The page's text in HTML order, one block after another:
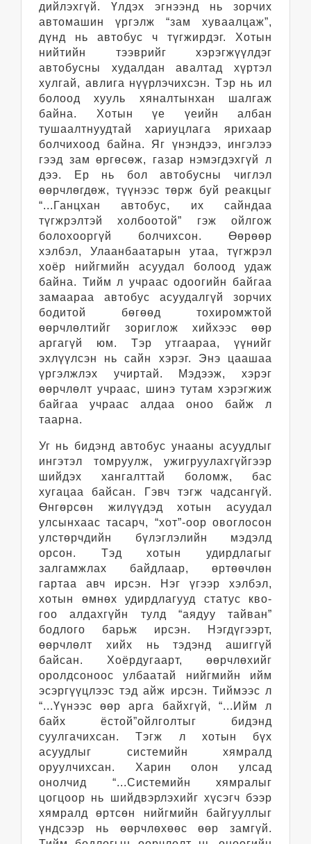
дийлэхгүй. Үлдэх эгнээнд нь зорчих
автомашин үргэлж “зам хуваалцаж”,
дүнд нь автобус ч түгжирдэг. Хотын
нийтийн тээврийг хэрэгжүүлдэг
автобусны худалдан авалтад хүртэл
хулгай, авлига нүүрлэчихсэн. Тэр нь ил
болоод хууль хяналтынхан шалгаж
байна. Хотын үе үеийн албан
тушаалтнуудтай хариуцлага ярихаар
болчихоод байна. Яг үнэндээ, ингэлээ
гээд зам өргөсөж, газар нэмэгдэхгүй л
дээ. Ер нь бол автобусны чиглэл
өөрчлөгдөж, түүнээс төрж буй реакцыг
“...Ганцхан автобус, их сайндаа
түгжрэлтэй холбоотой” гэж ойлгож
болохооргүй болчихсон. Өөрөөр
хэлбэл, Улаанбаатарын утаа, түгжрэл
хоёр нийгмийн асуудал болоод удаж
байна. Тийм л учраас одоогийн байгаа
замаараа автобус асуудалгүй зорчих
бодитой бөгөөд тохиромжтой
өөрчлөлтийг зориглож хийхээс өөр
аргагүй юм. Тэр утгаараа, үүнийг
эхлүүлсэн нь сайн хэрэг. Энэ цаашаа
үргэлжлэх учиртай. Мэдээж, хэрэг
өөрчлөлт учраас, шинэ тутам хэрэгжиж
байгаа учраас алдаа оноо байж л
таарна.
Уг нь бидэнд автобус унааны асуудлыг
ингэтэл томруулж, ужигруулахгүйгээр
шийдэх хангалттай боломж, бас
хугацаа байсан. Гэвч тэгж чадсангүй.
Өнгөрсөн жилүүдэд хотын асуудал
улсынхаас тасарч, “хот”-оор овоглосон
улстөрчдийн бүлэглэлийн мэдэлд
орсон. Тэд хотын удирдлагыг
залгамжлах байдлаар, өртөөчлөн
гартаа авч ирсэн. Нэг үгээр хэлбэл,
хотын өмнөх удирдлагууд статус кво-
гоо алдахгүйн тулд “аядуу тайван”
бодлого барьж ирсэн. Нэгдүгээрт,
өөрчлөлт хийх нь тэдэнд ашиггүй
байсан. Хоёрдугаарт, өөрчлөхийг
оролдсоноос улбаатай нийгмийн ийм
эсэргүүцлээс тэд айж ирсэн. Тиймээс л
“...Үүнээс өөр арга байхгүй, “...Ийм л
байх ёстой”ойлголтыг бидэнд
суулгачихсан. Тэгж л хотын бүх
асуудлыг системийн хямралд
оруулчихсан. Харин олон улсад
онолчид “...Системийн хямралыг
цогцоор нь шийдвэрлэхийг хүсэгч бээр
хямралд өртсөн нийгмийн байгууллыг
үндсээр нь өөрчлөхөөс өөр замгүй.